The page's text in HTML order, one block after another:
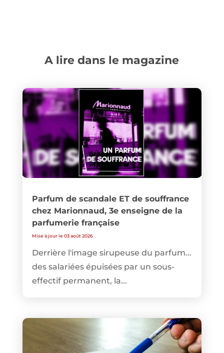
A lire dans le magazine
Parfum de scandale ET de souffrance
chez Marionnaud, 3e enseigne de la
parfumerie française
Mise à jour le 03 août 2026
Derrière l'image sirupeuse du parfum...
des salariées épuisées par un sous-
effectif permanent, la...